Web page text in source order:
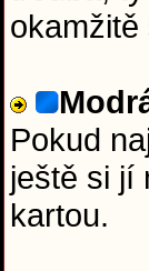
Pokud
ještě si jí
kartou.